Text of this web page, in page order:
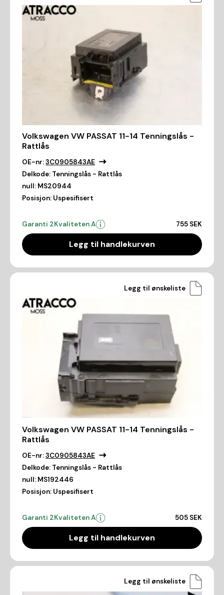
Volkswagen VW PASSAT 11-14 Tenningslås -
Rattlås
OE-nr:3C0905843AE
Delkode: Tenningslås - Rattlås
null: MS20944
Posisjon: Uspesifisert
Garanti 2Kvaliteten A 755 SEK
Legg til handlekurven
Legg til ønskeliste
Volkswagen VW PASSAT 11-14 Tenningslås -
Rattlås
OE-nr:3C0905843AE
Delkode: Tenningslås - Rattlås
null: MS192446
Posisjon: Uspesifisert
Garanti 2Kvaliteten A 505 SEK
Legg til handlekurven
Legg til ønskeliste